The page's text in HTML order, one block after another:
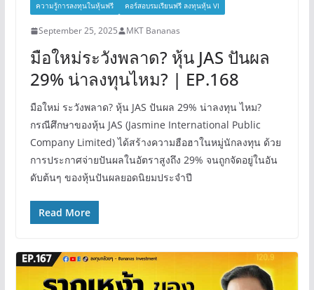
ความรู้การลงทุนในหุ้นฟรี คอร์สอบรมเรียนฟรี ลงทุนหุ้น VI
September 25, 2025 MKT Bananas
มือใหม่ระวังพลาด? หุ้น JAS ปันผล
29% น่าลงทุนไหม? | EP.168
มือใหม่ ระวังพลาด? หุ้น JAS ปันผล 29% น่าลงทุน ไหม?
กรณีศึกษาของหุ้น JAS (Jasmine International Public
Company Limited) ได้สร้างความฮือฮาในหมู่นักลงทุน ด้วย
การประกาศจ่ายปันผลในอัตราสูงถึง 29% จนถูกจัดอยู่ในอัน
ดับต้นๆ ของหุ้นปันผลยอดนิยมประจำปี
Read More